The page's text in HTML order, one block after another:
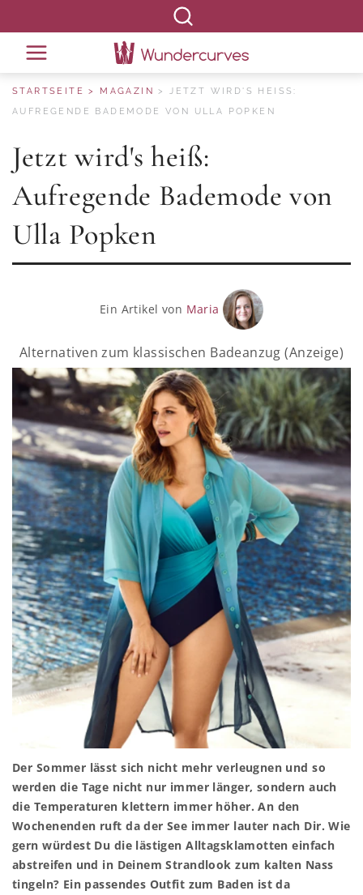
STARTSEITE MAGAZIN
JETZT WIRD'S HEISS: A
UFREGENDE BADEMODE VON ULLA POPKEN
Jetzt wird's heiß:
Aufregende Bademode von
Ulla Popken
Ein Artikel von Maria
Alternativen zum klassischen Badeanzug (Anzeige)
Der Sommer lässt sich nicht mehr verleugnen und so
werden die Tage nicht nur immer länger, sondern auch
die Temperaturen klettern immer höher. An den
Wochenenden ruft da der See immer lauter nach Dir. Wie
gern würdest Du die lästigen Alltagsklamotten einfach
abstreifen und in Deinem Strandlook zum kalten Nass
tingeln? Ein passendes Outfit zum Baden ist da